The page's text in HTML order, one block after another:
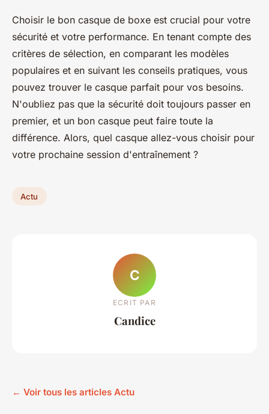
Choisir le bon casque de boxe est crucial pour votre
sécurité et votre performance. En tenant compte des
critères de sélection, en comparant les modèles
populaires et en suivant les conseils pratiques, vous
pouvez trouver le casque parfait pour vos besoins.
N'oubliez pas que la sécurité doit toujours passer en
premier, et un bon casque peut faire toute la
différence. Alors, quel casque allez-vous choisir pour
votre prochaine session d'entraînement ?
Actu
C
ECRIT PAR
Candice
← Voir tous les articles Actu